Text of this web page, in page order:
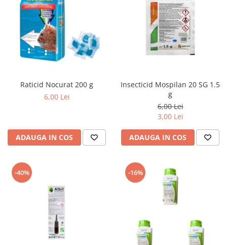
Raticid Nocurat 200 g
6,00 Lei
ADAUGA IN COS
Insecticid Mospilan 20 SG 1.5
g
6,00 Lei
3,00 Lei
ADAUGA IN COS
-40% -16%